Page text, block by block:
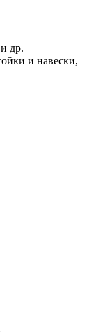
др.
и навески,